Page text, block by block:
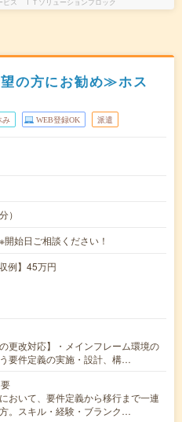
ビス ＩＴソリューションブロック
の方にお勧め≫ホス
み WEB登録OK 派遣
）
始日ご相談ください！
例】45万円
更改対応】・メインフレーム環境の
要件定義の実施・設計、構…
おいて、要件定義から移行まで一連
。スキル・経験・ブランク…